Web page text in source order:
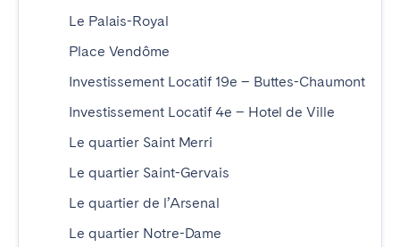
Le Palais-Royal
Place Vendôme
Investissement Locatif 19e – Buttes-Chaumont
Investissement Locatif 4e – Hotel de Ville
Le quartier Saint Merri
Le quartier Saint-Gervais
Le quartier de l’Arsenal
Le quartier Notre-Dame
Lisbonne
Setúbal
ROYAUME-UNI